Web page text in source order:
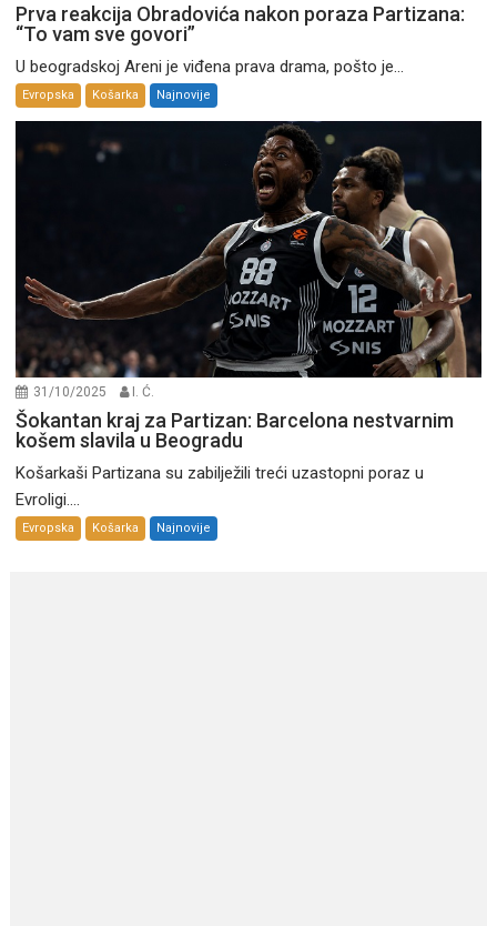
Prva reakcija Obradovića nakon poraza Partizana:
“To vam sve govori”
U beogradskoj Areni je viđena prava drama, pošto je...
Evropska Košarka Najnovije
31/10/2025 I. Ć.
Šokantan kraj za Partizan: Barcelona nestvarnim
košem slavila u Beogradu
Košarkaši Partizana su zabilježili treći uzastopni poraz u
Evroligi....
Evropska Košarka Najnovije